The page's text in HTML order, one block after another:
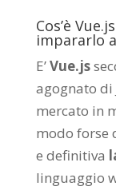
Cos’è
impararlo
E’Vue.js
agognato di
mercato in
modo forse
e definitiva
linguaggio